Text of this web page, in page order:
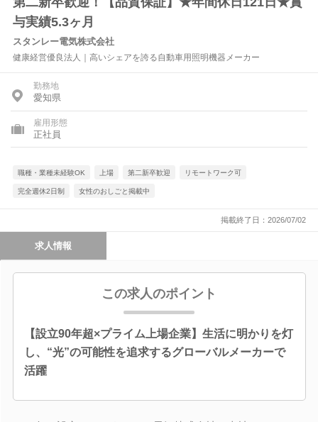
与実績5.3ヶ月
スタンレー電気株式会社
健康経営優良法人｜高いシェアを誇る自動車用照明機器メーカー
勤務地
愛知県
雇用形態
正社員
職種・業種未経験OK 上場 第二新卒歓迎 リモートワーク可
完全週休2日制 女性のおしごと掲載中
掲載終了日：2026/07/02
求人情報
この求人のポイント
【設立90年超×プライム上場企業】生活に明かりを灯
し、“光”の可能性を追求するグローバルメーカーで
活躍